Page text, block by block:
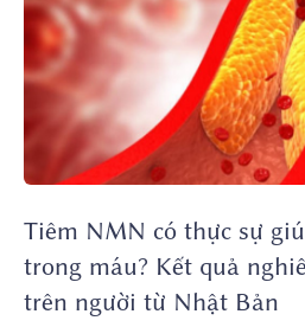
dựa trên các tài liệu khoa học hiện
Tiêm NMN có thực sự
trong máu? Kết quả
trên người từ Nhật Bản